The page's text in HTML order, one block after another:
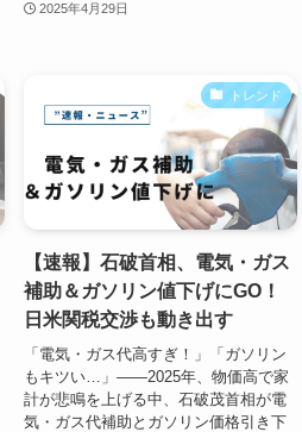
2025年4月29日
トレンド
【速報】石破首相、電気・ガス
補助＆ガソリン値下げにGO！
日米関税交渉も動き出す
「電気・ガス代高すぎ！」「ガソリン
もキツい…」――2025年、物価高で家
計が悲鳴を上げる中、石破茂首相が電
気・ガス代補助とガソリン価格引き下